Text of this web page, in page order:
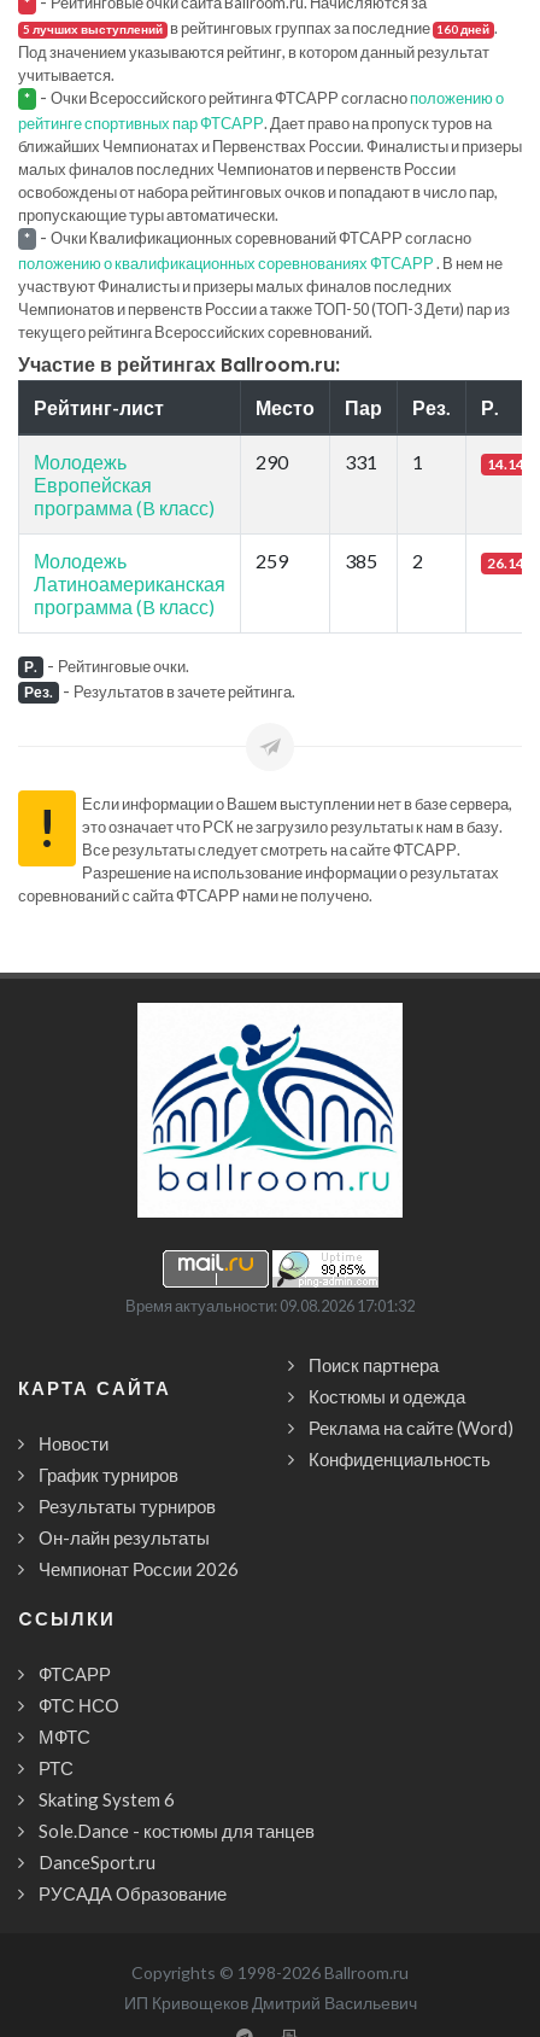
5 лучших выступлений в рейтинговых группах за последние 160 дней .
Под значением указываются рейтинг, в котором данный результат
учитывается.
* - Очки Всероссийского рейтинга ФТСАРР согласноположению о
рейтинге спортивных пар ФТСАРР. Дает право на пропуск туров на
ближайших Чемпионатах и Первенствах России. Финалисты и призеры
малых финалов последних Чемпионатов и первенств России
освобождены от набора рейтинговых очков и попадают в число пар,
пропускающие туры автоматически.
* - Очки Квалификационных соревнований ФТСАРР согласно
положению о квалификационных соревнованиях ФТСАРР. В нем не
участвуют Финалисты и призеры малых финалов последних
Чемпионатов и первенств России а также ТОП-50 (ТОП-3 Дети) пар из
текущего рейтинга Всероссийских соревнований.
Участие в рейтингах Ballroom.ru:
Рейтинг-лист Место Пар Рез. Р.
Молодежь
Европейская
программа (B класс)
290 331 1 14.14
Молодежь
Латиноамериканская
программа (B класс)
259 385 2 26.14
Р. - Рейтинговые очки.
Рез. - Результатов в зачете рейтинга.
!
Если информации о Вашем выступлении нет в базе сервера,
это означает что РСК не загрузило результаты к нам в базу.
Все результаты следует смотреть на сайте ФТСАРР.
Разрешение на использование информации о результатах
соревнований с сайта ФТСАРР нами не получено.
Время актуальности: 09.08.2026 17:01:32
КАРТА САЙТА
Новости
График турниров
Результаты турниров
Он-лайн результаты
Чемпионат России 2026
Поиск партнера
Костюмы и одежда
Реклама на сайте (Word)
Конфиденциальность
CСЫЛКИ
ФТСАРР
ФТС НСО
МФТС
РТС
Skating System 6
Sole.Dance - костюмы для танцев
DanceSport.ru
РУСАДА Образование
Copyrights © 1998-2026 Ballroom.ru
ИП Кривощеков Дмитрий Васильевич